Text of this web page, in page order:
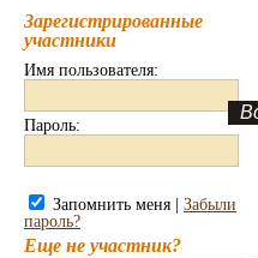
Зарегистрированные
участники
Имя пользователя:
Пароль:
Запомнить меня | Забыли
пароль?
Еще не участник?